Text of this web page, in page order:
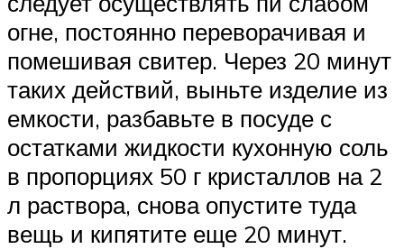
огне, постоянно переворачивая и
помешивая свитер. Через 20 минут
таких действий, выньте изделие из
емкости, разбавьте в посуде с
остатками жидкости кухонную соль
в пропорциях 50 г кристаллов на 2
л раствора, снова опустите туда
вещь и кипятите еще 20 минут.